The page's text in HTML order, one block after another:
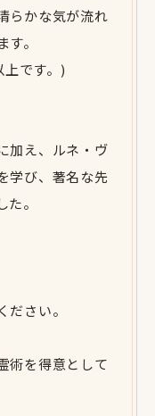
らかな気が流れ
。
です。)
加え、ルネ・ヴ
学び、著名な先
。
さい。
術を得意として